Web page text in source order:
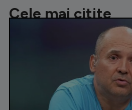
Cele mai citite